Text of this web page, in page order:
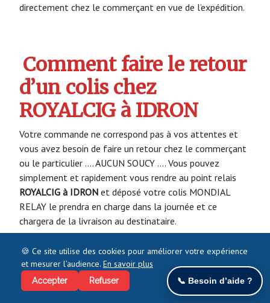
directement chez le commerçant en vue de l’expédition.
Comment faire le retour
d’un colis chez
ROYALCIG à IDRON
Votre commande ne correspond pas à vos attentes et
vous avez besoin de faire un retour chez le commerçant
ou le particulier …. AUCUN SOUCY …. Vous pouvez
simplement et rapidement vous rendre au point relais
ROYALCIG à IDRON et déposé votre colis MONDIAL
RELAY le prendra en charge dans la journée et ce
chargera de la livraison au destinataire.
Comment faire
🍪 Ce site utilise des cookies pour améliorer votre expérience
et mesurer l’audience. En savoir plus
Accepter Refuser 📞 Besoin d’aide ?